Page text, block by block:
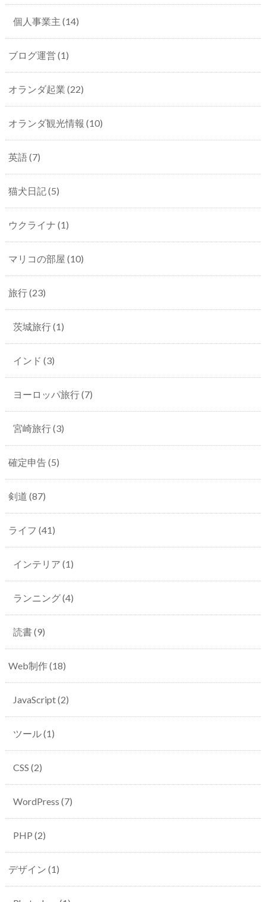
個人事業主 (14)
ブログ運営 (1)
オランダ起業 (22)
オランダ観光情報 (10)
英語(7)
猫犬日記(5)
ウクライナ (1)
マリコの部屋 (10)
旅行(23)
茨城旅行(1)
インド (3)
ヨーロッパ旅行(7)
宮崎旅行(3)
確定申告(5)
剣道 (87)
ライフ (41)
インテリア (1)
ランニング(4)
読書(9)
Web制作(18)
JavaScript(2)
ツール(1)
CSS (2)
WordPress (7)
PHP (2)
デザイン (1)